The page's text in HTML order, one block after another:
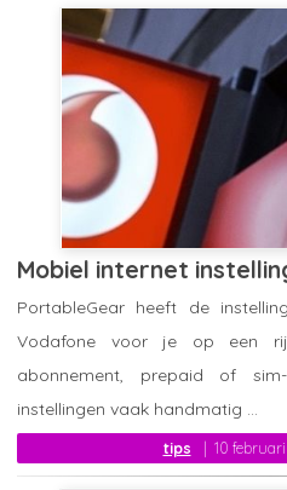
Mobiel internet
tips 10 februari
PortableGear heeft de
Vodafone voor je op een
abonnement, prepaid of
instellingen vaak handmatig ...